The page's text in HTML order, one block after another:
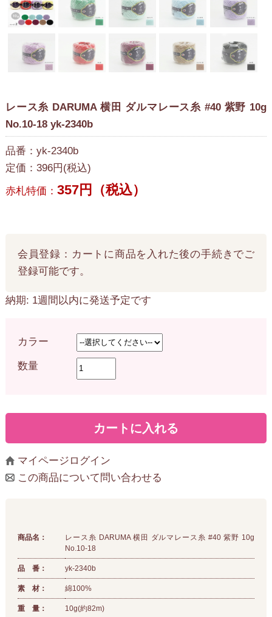
レース糸 DARUMA 横田 ダルマレース糸 #40 紫野 10g
No.10-18 yk-2340b
品番：yk-2340b
定価：396円(税込)
赤札特価： 357円（税込）
会員登録：カートに商品を入れた後の手続きでご
登録可能です。
納期: 1週間以内に発送予定です
カラー
数量
マイページログイン
この商品について問い合わせる
商品名：
レース糸 DARUMA 横田 ダルマレース糸 #40 紫野 10g
No.10-18
品 番： yk-2340b
素 材： 綿100%
重 量： 10g(約82m)